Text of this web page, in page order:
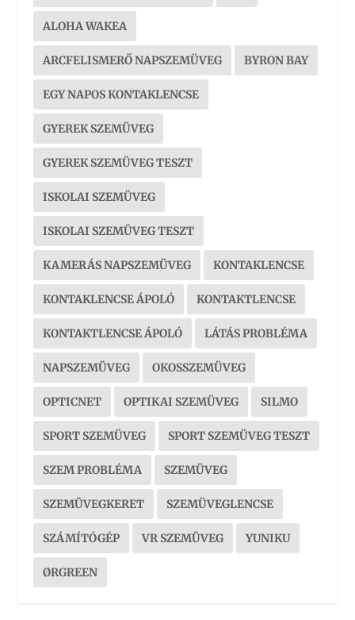
ALOHA WAKEA
ARCFELISMERŐ NAPSZEMÜVEG BYRON BAY
EGY NAPOS KONTAKLENCSE
GYEREK SZEMÜVEG
GYEREK SZEMÜVEG TESZT
ISKOLAI SZEMÜVEG
ISKOLAI SZEMÜVEG TESZT
KAMERÁS NAPSZEMÜVEG KONTAKLENCSE
KONTAKLENCSE ÁPOLÓ KONTAKTLENCSE
KONTAKTLENCSE ÁPOLÓ LÁTÁS PROBLÉMA
NAPSZEMÜVEG OKOSSZEMÜVEG
OPTICNET OPTIKAI SZEMÜVEG SILMO
SPORT SZEMÜVEG SPORT SZEMÜVEG TESZT
SZEM PROBLÉMA SZEMÜVEG
SZEMÜVEGKERET SZEMÜVEGLENCSE
SZÁMÍTÓGÉP VR SZEMÜVEG YUNIKU
ØRGREEN